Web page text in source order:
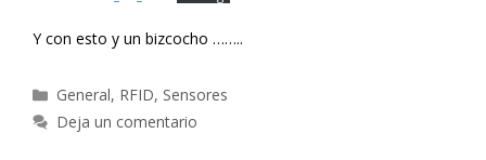
Y con esto y un bizcocho ……..
Categorías
General, RFID, Sensores
Deja un comentario